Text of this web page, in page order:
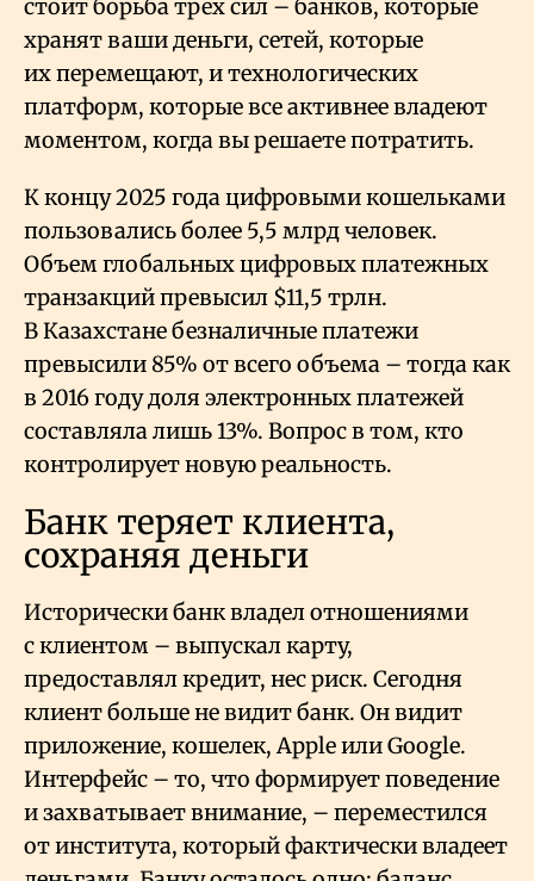
стоит борьба трех сил – банков, которые
хранят ваши деньги, сетей, которые
их перемещают, и технологических
платформ, которые все активнее владеют
моментом, когда вы решаете потратить.
К концу 2025 года цифровыми кошельками
пользовались более 5,5 млрд человек.
Объем глобальных цифровых платежных
транзакций превысил $11,5 трлн.
В Казахстане безналичные платежи
превысили 85% от всего объема – тогда как
в 2016 году доля электронных платежей
составляла лишь 13%. Вопрос в том, кто
контролирует новую реальность.
Банк теряет клиента,
сохраняя деньги
Исторически банк владел отношениями
с клиентом – выпускал карту,
предоставлял кредит, нес риск. Сегодня
клиент больше не видит банк. Он видит
приложение, кошелек, Apple или Google.
Интерфейс – то, что формирует поведение
и захватывает внимание, – переместился
от института, который фактически владеет